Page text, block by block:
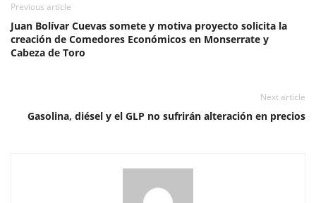
Previous article
Juan Bolívar Cuevas somete y motiva proyecto solicita la
creación de Comedores Económicos en Monserrate y
Cabeza de Toro
Next article
Gasolina, diésel y el GLP no sufrirán alteración en precios